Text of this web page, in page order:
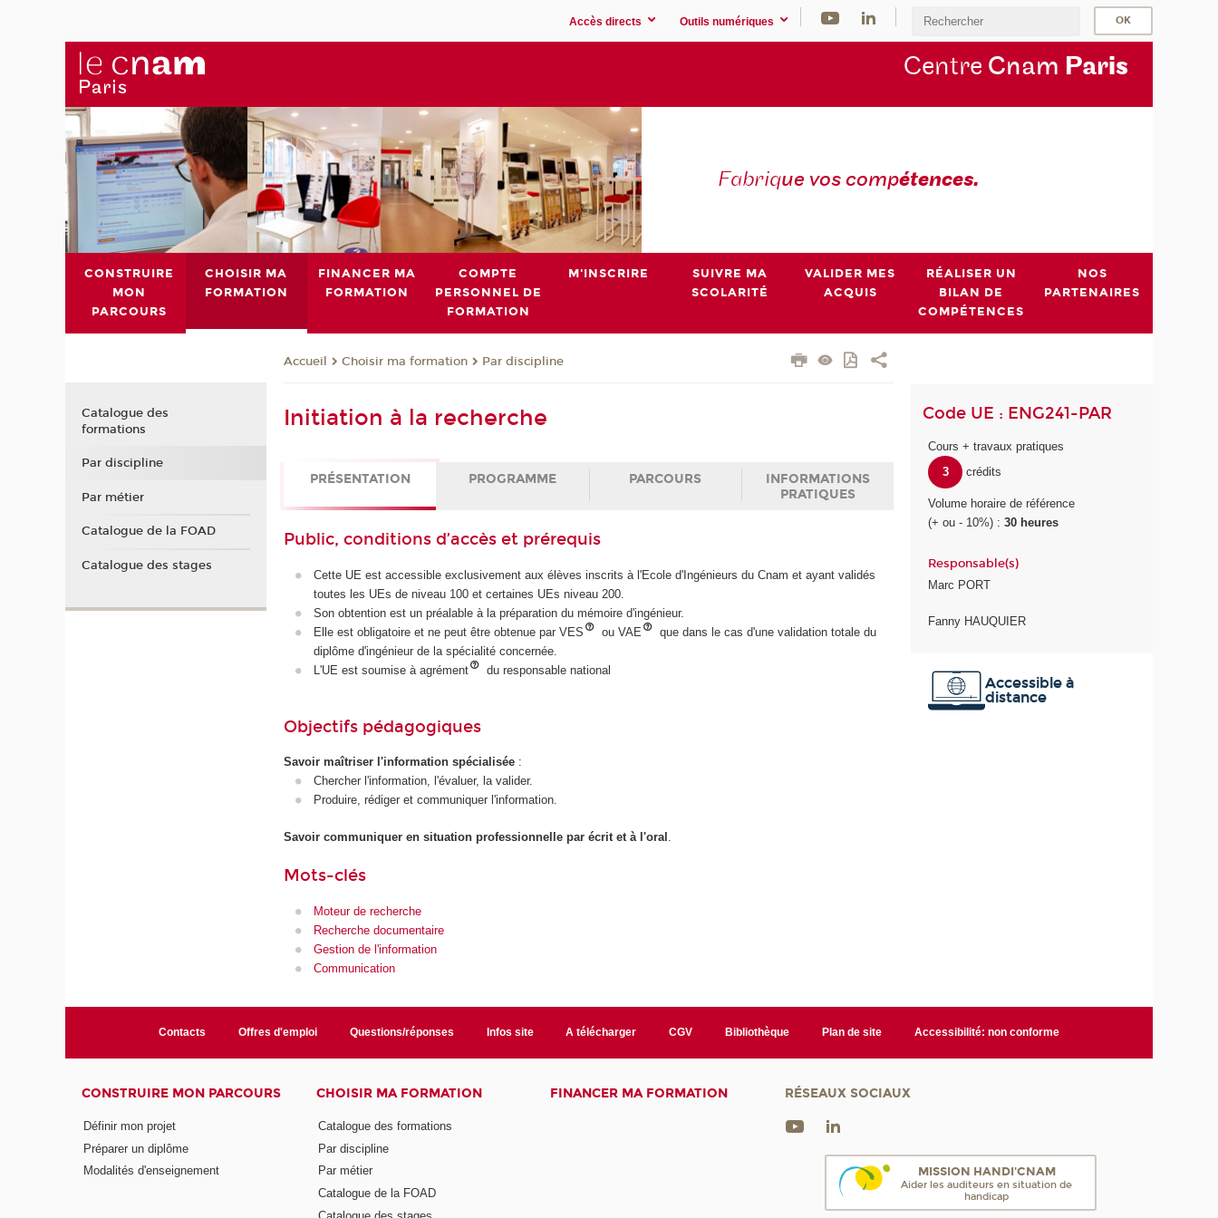
Accès directs Outils numériques
Centre Cnam Paris
Fabrique vos compétences.
CONSTRUIRE
MON
PARCOURS
CHOISIR MA
FORMATION
FINANCER MA
FORMATION
COMPTE
PERSONNEL DE
FORMATION
M'INSCRIRE
SUIVRE MA
SCOLARITÉ
VALIDER MES
ACQUIS
RÉALISER UN
BILAN DE
COMPÉTENCES
NOS
PARTENAIRES
Accueil Choisir ma formation Par discipline
Initiation à la recherche
PRÉSENTATION PROGRAMME PARCOURS
INFORMATIONS
PRATIQUES
Public, conditions d’accès et prérequis
Cette UE est accessible exclusivement aux élèves inscrits à l'Ecole d'Ingénieurs du Cnam et ayant validés
toutes les UEs de niveau 100 et certaines UEs niveau 200.
Son obtention est un préalable à la préparation du mémoire d'ingénieur.
Elle est obligatoire et ne peut être obtenue par VES
ou VAE
que dans le cas d'une validation totale du
diplôme d'ingénieur de la spécialité concernée.
L'UE est soumise à agrément
du responsable national
Objectifs pédagogiques
Savoir maîtriser l'information spécialisée :
Chercher l'information, l'évaluer, la valider.
Produire, rédiger et communiquer l'information.
Savoir communiquer en situation professionnelle par écrit et à l'oral
Mots-clés
Moteur de recherche
Recherche documentaire
Gestion de l'information
Communication
Code UE : ENG241-PAR
Cours + travaux pratiques
3
crédits
Volume horaire de référence
(+ ou - 10%) :30 heures
Responsable(s)
Marc PORT
Fanny HAUQUIER
Accessible à
distance
Catalogue des
formations
Par discipline
Par métier
Catalogue de la FOAD
Catalogue des stages
Contacts Offres d'emploi Questions/réponses Infos site A télécharger CGV Bibliothèque Plan de site Accessibilité: non conforme
CONSTRUIRE MON PARCOURS
Définir mon projet
Préparer un diplôme
Modalités d'enseignement
CHOISIR MA FORMATION
Catalogue des formations
Par discipline
Par métier
Catalogue de la FOAD
FINANCER MA FORMATION RÉSEAUX SOCIAUX
MISSION HANDI'CNAM
Aider les auditeurs en situation de
handicap